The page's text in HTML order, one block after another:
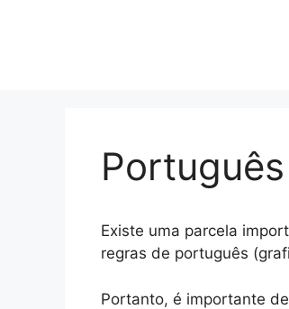
Existe uma parcela
regras de português
Portanto, é importante